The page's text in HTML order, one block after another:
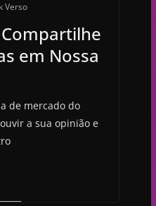
Verso
em Nossa
de mercado do
a sua opinião e